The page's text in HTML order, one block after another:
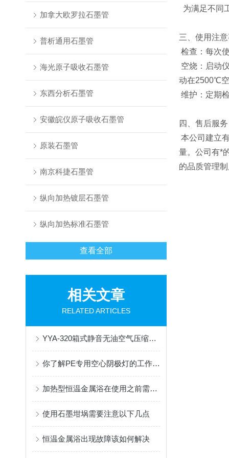
加拿大欧罗拉石墨管
普析通用石墨管
海光原子吸收石墨管
东西分析石墨管
安徽皖仪原子吸收石墨管
原装石墨管
南京科捷石墨管
纵向加热镀层石墨管
纵向加热标准石墨管
查看全部
相关文章
RELATED ARTICLES
YYA-320箱式静音无油空气压缩机的产品主要说明
你了解PE专用空心阴极灯的工作原理和选用方法吗？
加热型恒温金属浴在使用之前需要知道哪些
使用石墨坩埚需要注意以下几点
恒温金属浴出现故障该如何解决
为满足不同
三、使用注
检查：每次
空烧：启动
动在2500℃
维护：定期
四、售后服
本公司建立
量。公司有*
的品质管理